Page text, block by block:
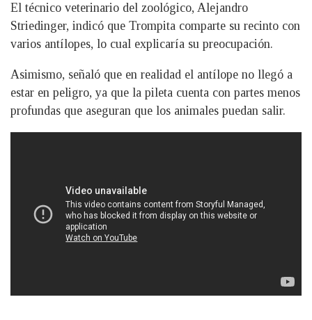
El técnico veterinario del zoológico, Alejandro
Striedinger, indicó que Trompita comparte su recinto con
varios antílopes, lo cual explicaría su preocupación.
Asimismo, señaló que en realidad el antílope no llegó a
estar en peligro, ya que la pileta cuenta con partes menos
profundas que aseguran que los animales puedan salir.